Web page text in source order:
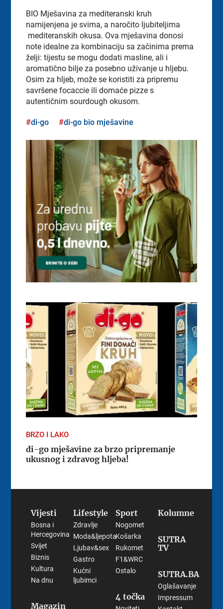
BIO Mješavina za mediteranski kruh
namijenjena je svima, a naročito ljubiteljima
mediteranskih okusa. Ova mješavina donosi
note idealne za kombinaciju sa začinima prema
želji: tijestu se mogu dodati masline, ali i
aromatično bilje za posebno uživanje u hljebu.
Osim za hljeb, može se koristiti za pripremu
savršene focaccie ili domaće pizze s
autentičnim sourdough okusom.
di-go di-go bio mješavine
BRZO I LAKO
di-go mješavine za brzo pripremanje
ukusnog i zdravog hljeba!
Vijesti
Bosna i
Hercegovina
Svijet
Biznis
Kultura
Na dnu
Magazin
Lifestyle
Zdravlje
Moda&ljepota
Ljubav&sex
Gastro
Kućni
ljubimci
Sport
Nogomet
Košarka
Rukomet
F1&WRC
Ostalo
4 točka
Kolumne
SUTRA
TV
SUTRA.BA
Oglašavanje
Impressum